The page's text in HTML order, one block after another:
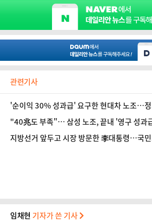
관련기사
'순이익 30% 성과급' 요구한 현대차 노조…
답했다 [인터뷰]
"40兆도 부족"… 삼성 노조, 끝내 '영구 성과
지방선거 앞두고 시장 방문한 李대통령…국
임채현 기자가 쓴 기사